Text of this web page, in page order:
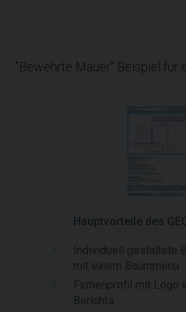
"Bewehrte Mauer" Beispiel für
Hauptvorteile des
Individuell gestaltete
mit einem Baummenü
Firmenprofil mit Logo
Berichts